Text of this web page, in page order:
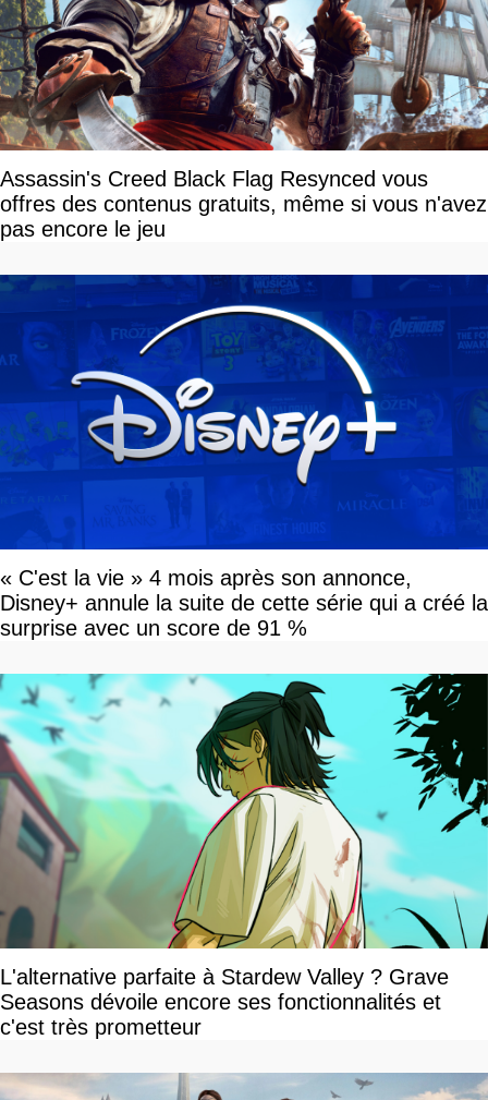
Assassin's Creed Black Flag Resynced vous
offres des contenus gratuits, même si vous n'avez
pas encore le jeu
« C'est la vie » 4 mois après son annonce,
Disney+ annule la suite de cette série qui a créé la
surprise avec un score de 91 %
L'alternative parfaite à Stardew Valley ? Grave
Seasons dévoile encore ses fonctionnalités et
c'est très prometteur